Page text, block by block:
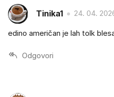
Tinika1 24. 04.
edino američan je lah tolk
Odgovori